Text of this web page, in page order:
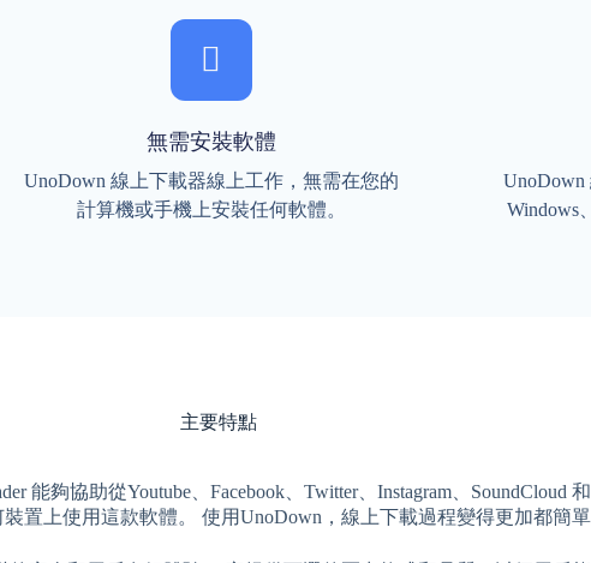
無需安裝軟體
UnoDown 線上下載器線上工作，無需在您的
計算機或手機上安裝任何軟體。
Windows
主要特點
能夠協助從Youtube、Facebook、Twitter、Instagram、
置上使用這款軟體。 使用UnoDown，線上下載過程變得更加都簡單